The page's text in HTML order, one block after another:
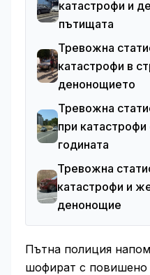
катастрофи и
пътищата
Тревожна
катастрофи в
денонощието
Тревожна
при катастрофи
годината
Тревожна
катастрофи и
денонощие
Пътна полиция
шофират с повишено